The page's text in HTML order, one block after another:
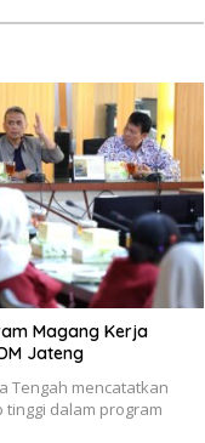
Magang Kerja
Jateng
Tengah mencatatkan
dalam program